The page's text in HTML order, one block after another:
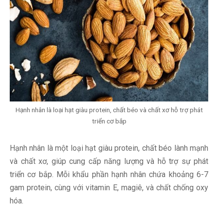
Hạnh nhân là loại hạt giàu protein, chất béo và chất xơ hỗ trợ phát
triển cơ bắp
Hạnh nhân là một loại hạt giàu protein, chất béo lành mạnh
và chất xơ, giúp cung cấp năng lượng và hỗ trợ sự phát
triển cơ bắp. Mỗi khẩu phần hạnh nhân chứa khoảng 6-7
gam protein, cùng với vitamin E, magiê, và chất chống oxy
hóa.